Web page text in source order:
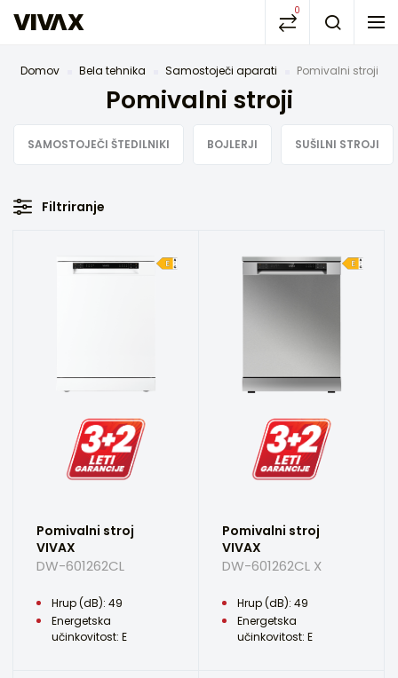
0
Domov Bela tehnika Samostoječi aparati Pomivalni stroji
Pomivalni stroji
SAMOSTOJEČI ŠTEDILNIKI BOJLERJI SUŠILNI STROJI
Filtriranje
Pomivalni stroj
VIVAX
DW-601262CL
Hrup (dB): 49
Energetska
učinkovitost: E
Pomivalni stroj
VIVAX
DW-601262CL X
Hrup (dB): 49
Energetska
učinkovitost: E